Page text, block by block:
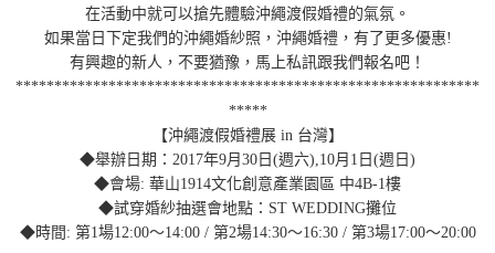
在活動中就可以搶先體驗沖繩渡假婚禮的氣氛。
如果當日下定我們的沖繩婚紗照，沖繩婚禮，有了更多優惠!
有興趣的新人，不要猶豫，馬上私訊跟我們報名吧！
************************************************************
*****
【沖繩渡假婚禮展 in 台灣】
◆舉辦日期：2017年9月30日(週六),10月1日(週日)
◆會場: 華山1914文化創意產業園區 中4B-1樓
◆試穿婚紗抽選會地點：ST WEDDING攤位
◆時間: 第1場12:00～14:00 / 第2場14:30～16:30 / 第3場17:00～20:00